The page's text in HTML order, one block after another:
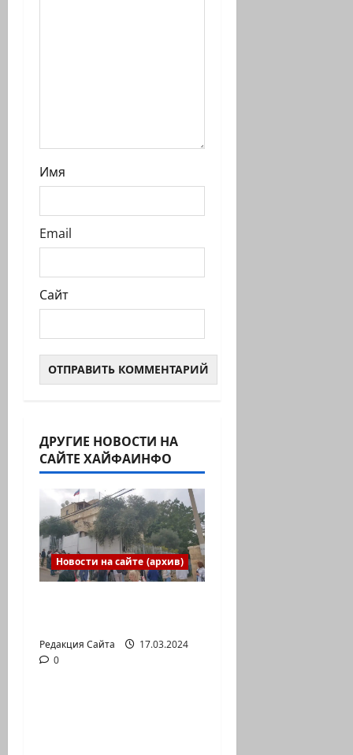
Имя
Email
Сайт
ДРУГИЕ НОВОСТИ НА
САЙТЕ ХАЙФАИНФО
Новости на сайте (архив)
Редакция Сайта
17.03.2024
0Новости на сайте (архив)